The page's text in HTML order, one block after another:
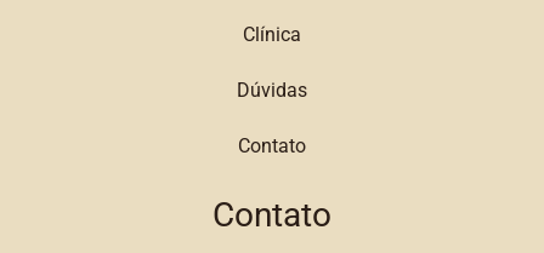
Clínica
Dúvidas
Contato
Contato